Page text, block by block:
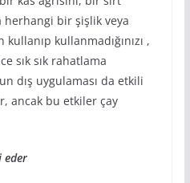
herhangi bir şişlik veya
kullanmadığınızı ,
sık sık rahatlama
dış uygulaması da etkili
ancak bu etkiler çay
eder